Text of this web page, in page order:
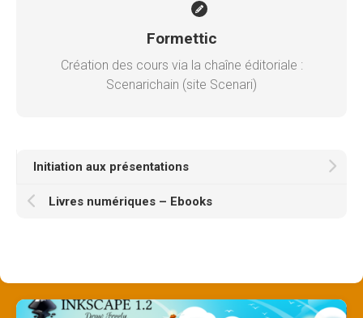
Formettic
Création des cours via la chaîne éditoriale :
Scenarichain (site Scenari)
Initiation aux présentations
Livres numériques – Ebooks